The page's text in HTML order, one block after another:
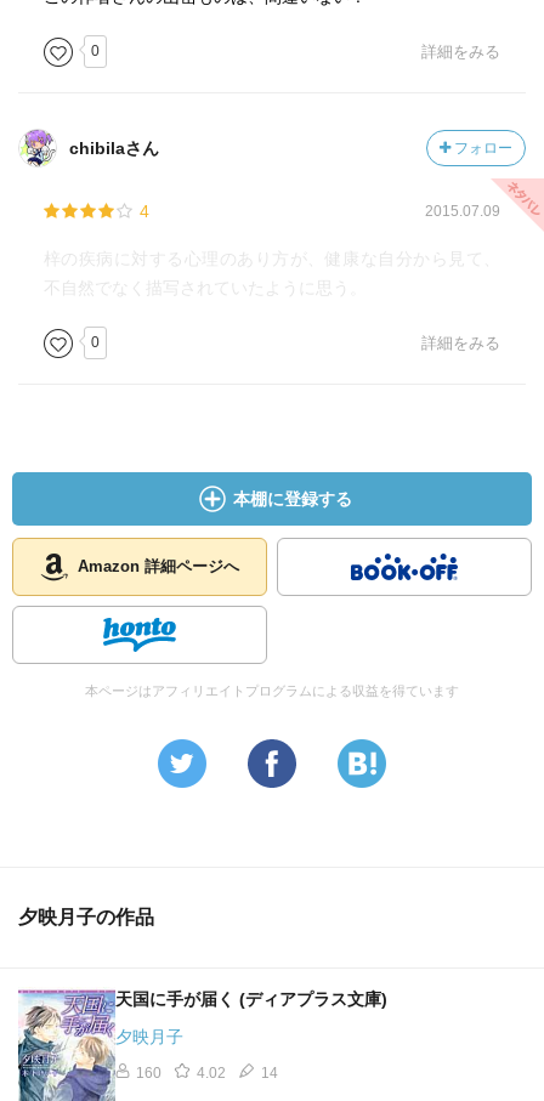
0 詳細をみる
chibilaさん フォロー
4 2015.07.09
梓の疾病に対する心理のあり方が、健康な自分から見て、
不自然でなく描写されていたように思う。
0 詳細をみる
本棚に登録する
Amazon 詳細ページへ
本ページはアフィリエイトプログラムによる収益を得ています
夕映月子の作品
天国に手が届く (ディアプラス文庫)
夕映月子
160 4.02 14